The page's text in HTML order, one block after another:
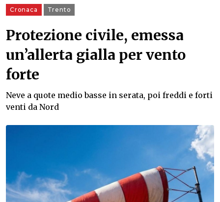
Cronaca Trento
Protezione civile, emessa
un’allerta gialla per vento
forte
Neve a quote medio basse in serata, poi freddi e forti
venti da Nord